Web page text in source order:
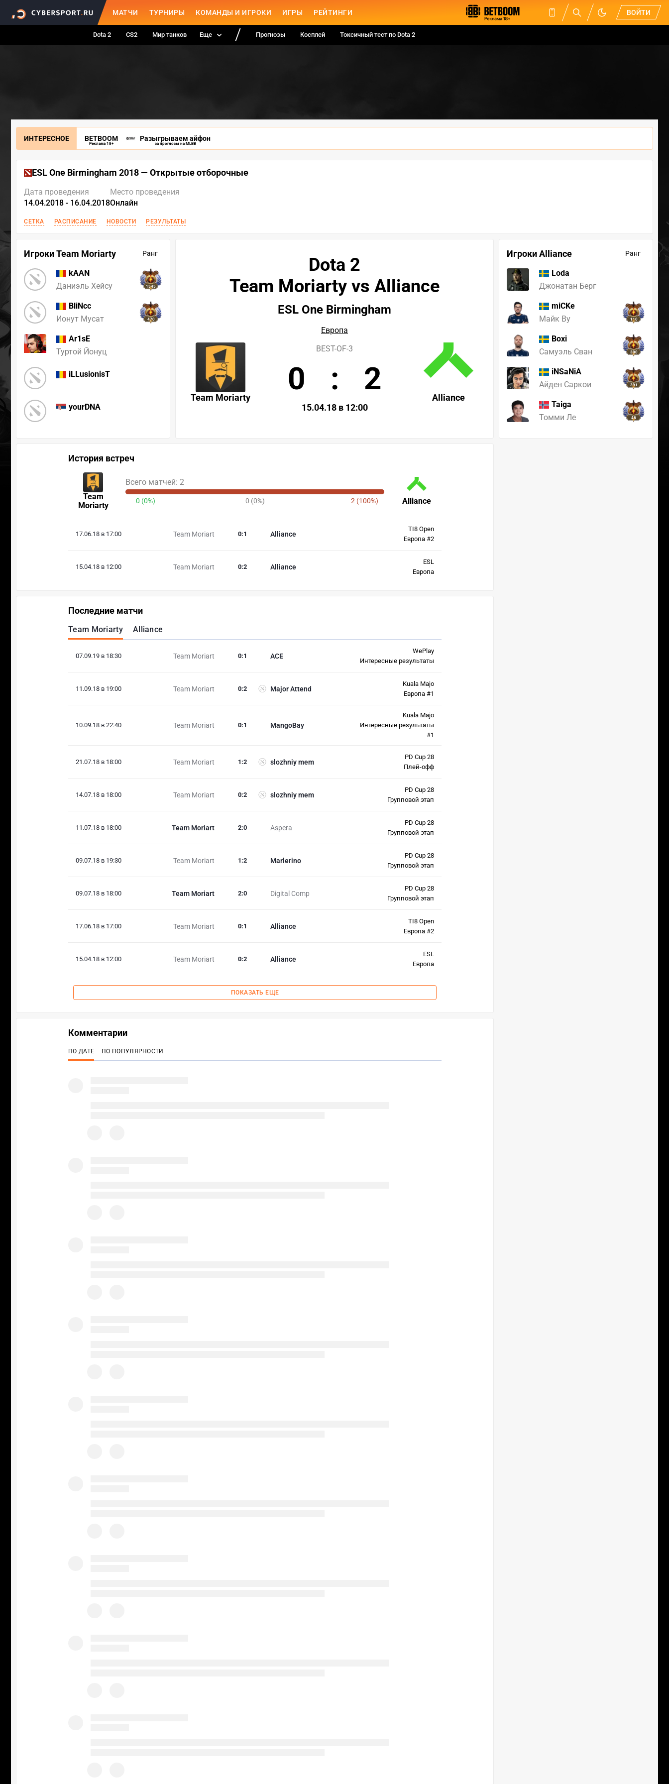
МАТЧИ ТУРНИРЫ КОМАНДЫ И ИГРОКИ ИГРЫ РЕЙТИНГИ ВОЙТИ
Dota 2 CS2 Мир танков Еще Прогнозы Косплей Токсичный тест по Dota 2
ИНТЕРЕСНОЕ BETBOOM
Реклама 18+
Разыгрываем айфон
за прогнозы на MLBB
ESL One Birmingham 2018 — Открытые отборочные
Дата проведения
14.04.2018 - 16.04.2018
Место проведения
Онлайн
СЕТКА РАСПИСАНИЕ НОВОСТИ РЕЗУЛЬТАТЫ
Игроки Team Moriarty Ранг
kAAN
Даниэль Хейсу
1545
BliNcc
Ионут Мусат
470
Ar1sE
Туртой Йонуц
iLLusionisT
yourDNA
Игроки Alliance Ранг
Loda
Джонатан Берг
miCKe
Майк Ву
110
Boxi
Самуэль Сван
300
iNSaNiA
Айден Саркои
391
Taiga
Томми Ле
48
Dota 2
Team Moriarty vs Alliance
ESL One Birmingham
Европа
Team Moriarty Alliance
BEST-OF-3
0 : 2
15.04.18 в 12:00
История встреч
Team
Moriarty
Alliance
Всего матчей: 2
0 (0%) 0 (0%) 2 (100%)
17.06.18 в 17:00 Team Moriart Alliance
0:1
TI8 Open
Европа #2
15.04.18 в 12:00 Team Moriart Alliance
0:2
ESL
Европа
Последние матчи
Team Moriarty Alliance
07.09.19 в 18:30 Team Moriart ACE
0:1
WePlay
Интересные результаты
11.09.18 в 19:00 Team Moriart Major Attend
0:2
Kuala Majo
Европа #1
10.09.18 в 22:40 Team Moriart MangoBay
0:1
Kuala Majo
Интересные результаты
#1
21.07.18 в 18:00 Team Moriart slozhniy mem
1 :2
PD Cup 28
Плей-офф
14.07.18 в 18:00 Team Moriart slozhniy mem
0:2
PD Cup 28
Групповой этап
11.07.18 в 18:00 Team Moriart Aspera
2:0
PD Cup 28
Групповой этап
09.07.18 в 19:30 Team Moriart Marlerino
1 :2
PD Cup 28
Групповой этап
09.07.18 в 18:00 Team Moriart Digital Comp
2:0
PD Cup 28
Групповой этап
17.06.18 в 17:00 Team Moriart Alliance
0:1
TI8 Open
Европа #2
15.04.18 в 12:00 Team Moriart Alliance
0:2
ESL
Европа
ПОКАЗАТЬ ЕЩЕ
Комментарии
ПО ДАТЕ ПО ПОПУЛЯРНОСТИ